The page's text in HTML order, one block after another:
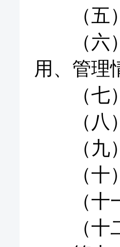
（五）
（六）
用、管理
（七）
（八）
（九）
（十）
（十一
（十二